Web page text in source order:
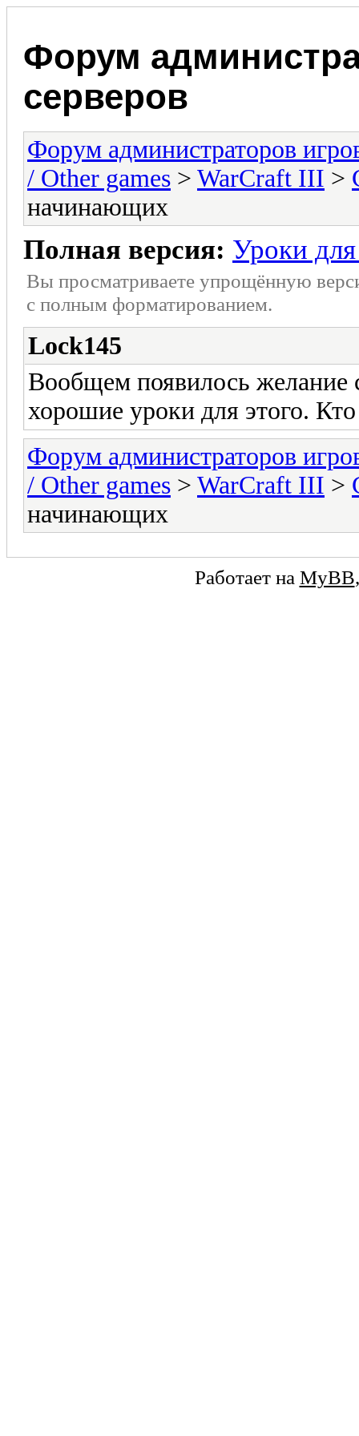
Форум
серверов
Форум администраторов
/ Other games > WarCraft III >
начинающих
Полная версия: Уроки
Вы просматриваете упрощённую
с полным форматированием.
Lock145
Вообщем появилось желание
хорошие уроки для этого.
Форум администраторов
/ Other games > WarCraft III >
начинающих
Работает на MyBB